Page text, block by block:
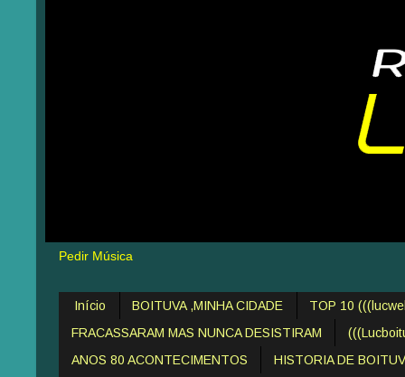
Pedir Música
Início BOITUVA ,MINHA CIDADE
TOP 10
FRACASSARAM MAS NUNCA DESISTIRAM
ANOS 80 ACONTECIMENTOS
HISTORIA DE